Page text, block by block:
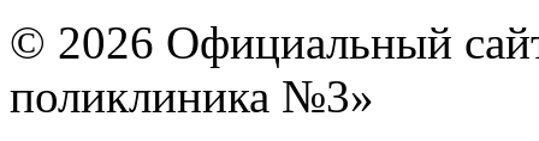
© 2026 Официальный
поликлиника №3»